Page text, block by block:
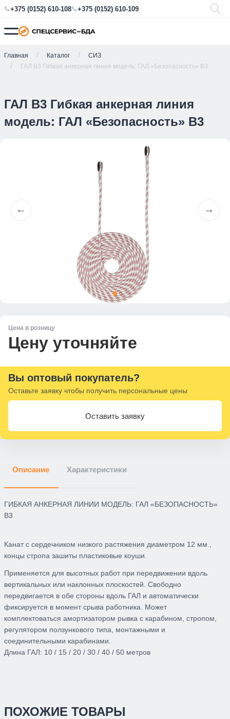
+375 (0152) 610-108 +375 (0152) 610-109
Главная Каталог
СИЗ
ГАЛ В3 Гибкая анкерная линия модель: ГАЛ «Безопасность» В3
ГАЛ В3 Гибкая анкерная линия
модель: ГАЛ «Безопасность» В3
Цена в розницу
Цену уточняйте
Вы оптовый покупатель?
Оставьте заявку чтобы получить персональные цены
Оставить заявку
Описание Характеристики
ГИБКАЯ АНКЕРНАЯ ЛИНИИ МОДЕЛЬ: ГАЛ «БЕЗОПАСНОСТЬ»
В3
Канат с сердечником низкого растяжения диаметром 12 мм.,
концы стропа зашиты пластиковые коуши.
Применяется для высотных работ при передвижении вдоль
вертикальных или наклонных плоскостей. Свободно
передвигается в обе стороны вдоль ГАЛ и автоматически
фиксируется в момент срыва работника. Может
комплектоваться амортизатором рывка с карабином, стропом,
регулятором ползункового типа, монтажными и
соединительными карабинами.
Длина ГАЛ: 10 / 15 / 20 / 30 / 40 / 50 метров
ПОХОЖИЕ ТОВАРЫ